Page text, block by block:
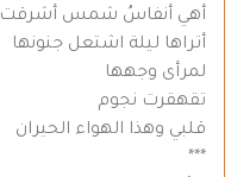
أهي أنفاسُ شمس أشرقت
أتراها ليلة اشتعل جنونها
لمرأى وجهها
تقهقرت نجوم
قلبي وهذا الهواء الحيران
***